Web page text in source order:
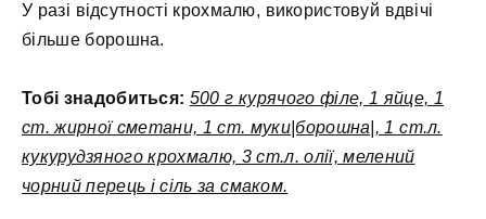
У разі відсутності крохмалю, використовуй вдвічі
більше борошна.
Тобі знадобиться: 500 г курячого філе, 1 яйце, 1
ст. жирної сметани, 1 ст. муки|борошна|, 1 ст.л.
кукурудзяного крохмалю, 3 ст.л. олії, мелений
чорний перець і сіль за смаком.